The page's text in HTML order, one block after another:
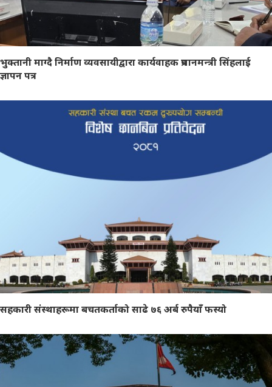
भुक्तानी माग्दै निर्माण व्यवसायीद्वारा कार्यवाहक प्रधानमन्त्री सिंहलाई
ज्ञापन पत्र
सहकारी संस्थाहरूमा बचतकर्ताको साढे ७६ अर्ब रुपैयाँ फस्यो